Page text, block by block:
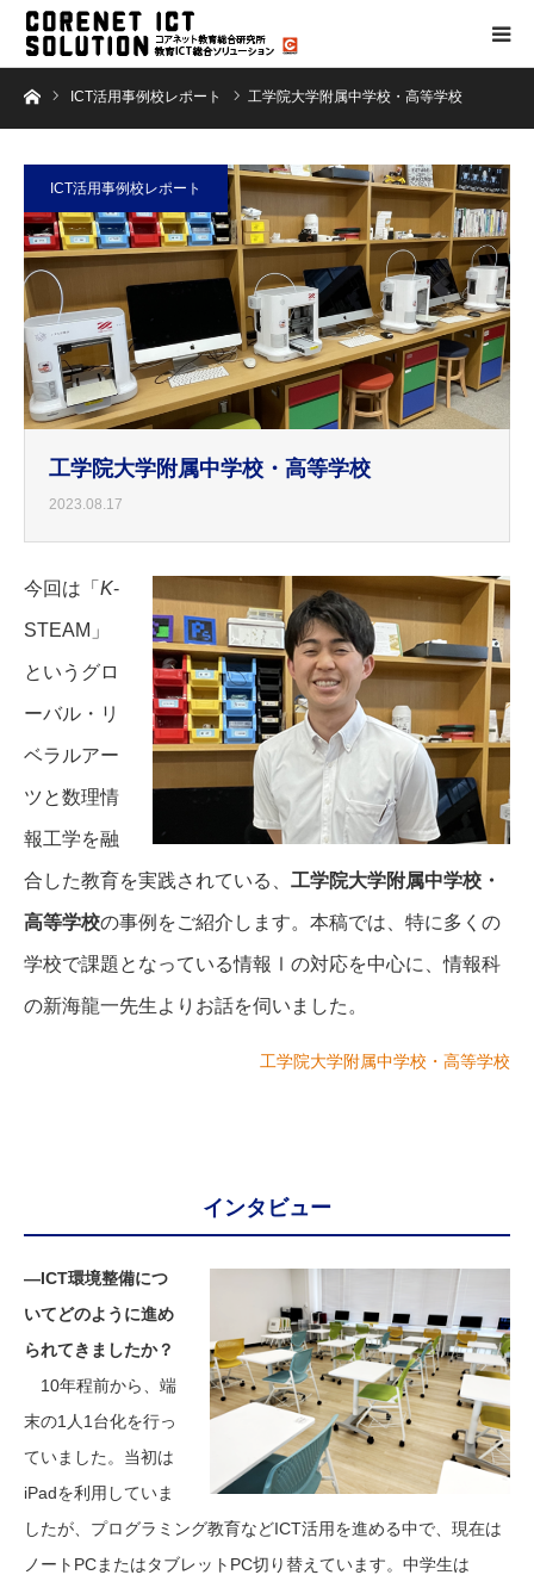
ホームICT活用事例校レポート 工学院大学附属中学校・高等学校
ICT活用事例校レポート
工学院大学附属中学校・高等学校
2023.08.17
今回は「K-
STEAM」
というグロ
ーバル・リ
ベラルアー
ツと数理情
報工学を融
合した教育を実践されている、 工学院大学附属中学校・
高等学校の事例をご紹介します。本稿では、特に多くの
学校で課題となっている情報Ⅰの対応を中心に、情報科
の新海龍一先生よりお話を伺いました。
工学院大学附属中学校・高等学校
インタビュー
―ICT環境整備につ
いてどのように進め
られてきましたか？
10年程前から、端
末の1人1台化を行っ
ていました。当初は
iPadを利用していま
したが、プログラミング教育などICT活用を進める中で、現在は
ノートPCまたはタブレットPC切り替えています。中学生は